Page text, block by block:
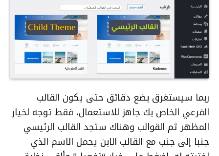
ربما سيستغرق بضع دقائق حتى يكون القالب
الفرعي الخاص بك جاهز للاستعمال، فقط توجه لخيار
المظهر ثم القوالب وهناك ستجد القالب الرئيسي
جنبا إلى جنب مع القالب الابن يحمل الاسم الذي